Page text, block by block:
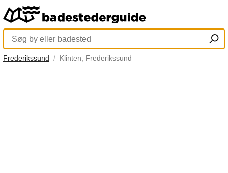
Frederikssund Klinten, Frederikssund